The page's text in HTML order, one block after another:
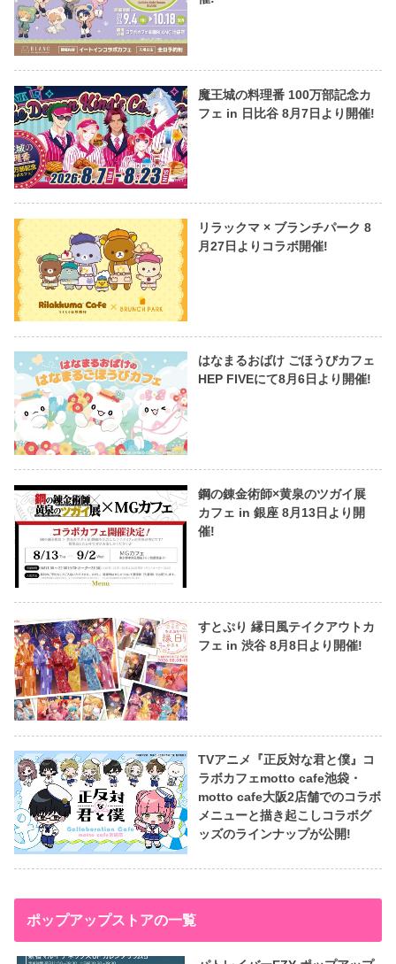
魔王城の料理番 100万部記念カ
フェ in 日比谷 8月7日より開催!
リラックマ × ブランチパーク 8
月27日よりコラボ開催!
はなまるおばけ ごほうびカフェ
HEP FIVEにて8月6日より開催!
鋼の錬金術師×黄泉のツガイ展
カフェ in 銀座 8月13日より開
催!
すとぷり 縁日風テイクアウトカ
フェ in 渋谷 8月8日より開催!
TVアニメ『正反対な君と僕』コ
ラボカフェmotto cafe池袋・
motto cafe大阪2店舗でのコラボ
メニューと描き起こしコラボグ
ッズのラインナップが公開!
ポップアップストアの一覧